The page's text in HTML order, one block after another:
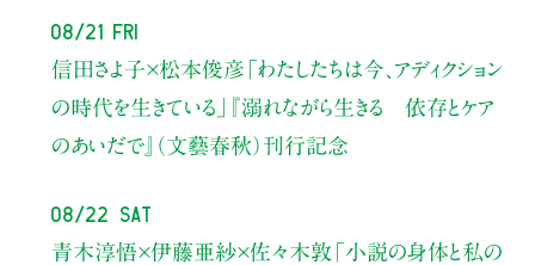
08/21 Fri
信田さよ子×松本俊彦 「わたしたちは今、アディクション
の時代を生きている」
『溺れながら生きる 依存とケア
のあいだで』（文藝春秋）刊行記念
08/22 Sat
青木淳悟×伊藤亜紗×佐々木敦 「小説の身体と私の